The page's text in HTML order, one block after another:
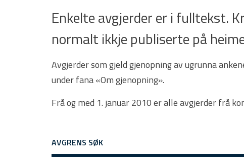
Enkelte avgjerder er i fulltekst.
normalt ikkje publiserte på
Avgjerder som gjeld gjenopning av ugrunna
under fana «Om gjenopning».
Frå og med 1. januar 2010 er alle avgjerder frå
AVGRENS SØK